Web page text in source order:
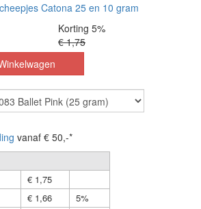
Catona 25 en 10 gram
Korting 5%
€ 1,75
vanaf € 50,-*
€ 1,75
€ 1,66
5%